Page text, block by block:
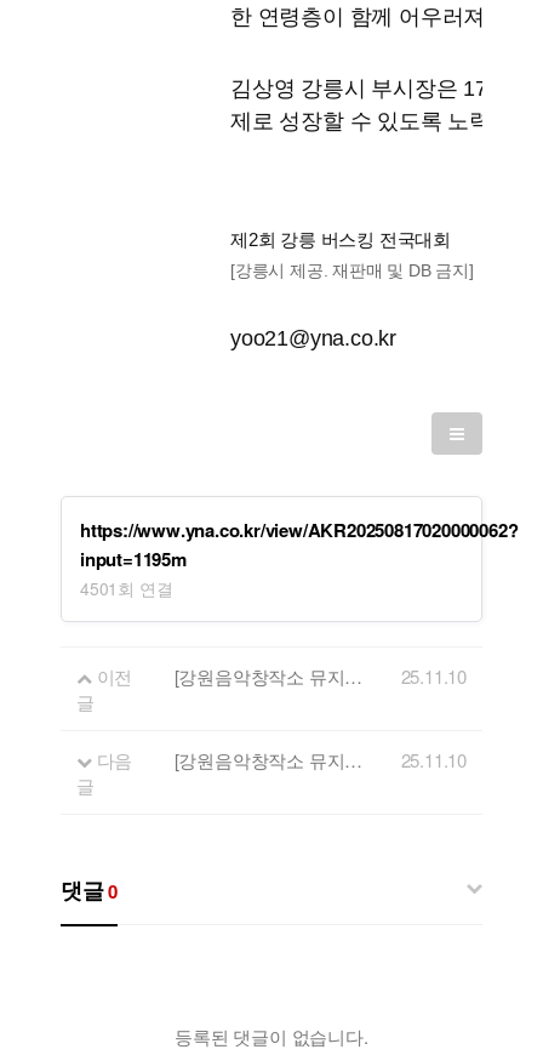
한 연령층이 함께 어우러져 즐
김상영 강릉시 부시장은 17일 "
제로 성장할 수 있도록 노력해
제2회 강릉 버스킹 전국대회
[강릉시 제공. 재판매 및 DB 금지]
yoo21@yna.co.kr
https://www.yna.co.kr/view/AKR20250817020000062?
input=1195m
4501회 연결
이전
글
[강원음악창작소 뮤지션 관련 보도자료] 정강이·위시·플릿·이파란 '컬러풀 스테이지' 출연 25.11.10
다음
글
[강원음악창작소 뮤지션 관련 보도자료] 총상금 4000만원 걸린 제2회 강릉 버스킹 전국대회 본선 개막 25.11.10
댓글0
등록된 댓글이 없습니다.